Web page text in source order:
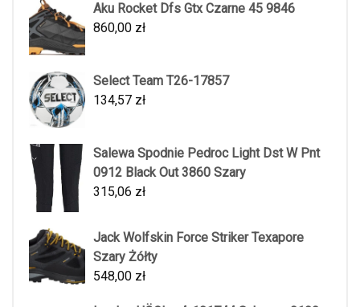
Aku Rocket Dfs Gtx Czarne 45 9846
860,00 zł
Select Team T26-17857
134,57 zł
Salewa Spodnie Pedroc Light Dst W Pnt
0912 Black Out 3860 Szary
315,06 zł
Jack Wolfskin Force Striker Texapore
Szary Żółty
548,00 zł